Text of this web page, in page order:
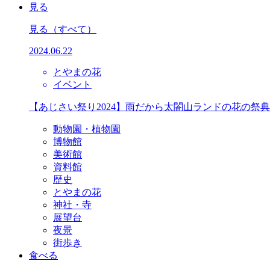
見る
見る （すべて）
2024.06.22
とやまの花
イベント
【あじさい祭り2024】雨だから太閤山ランドの花の祭
動物園・植物園
博物館
美術館
資料館
歴史
とやまの花
神社・寺
展望台
夜景
街歩き
食べる